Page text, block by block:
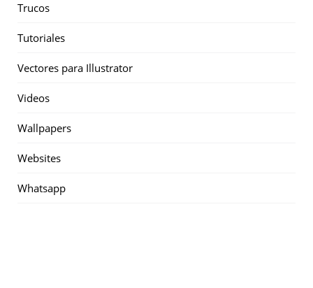
Trucos
Tutoriales
Vectores para Illustrator
Videos
Wallpapers
Websites
Whatsapp